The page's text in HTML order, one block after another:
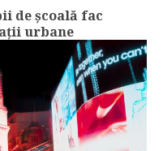
de școală fac
urbane